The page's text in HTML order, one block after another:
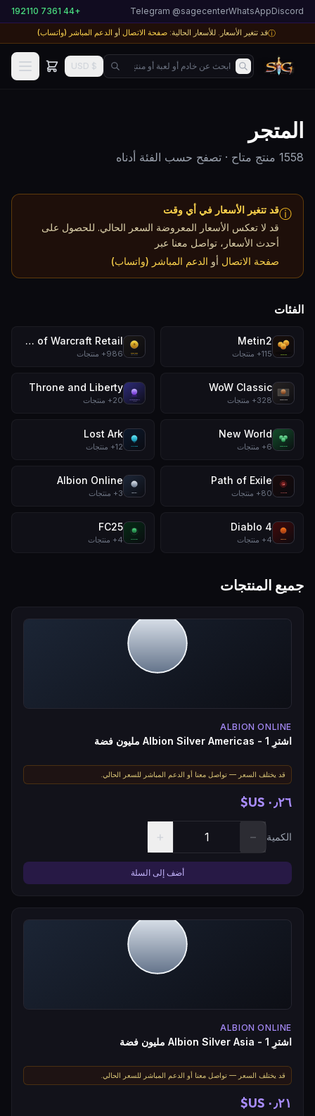
Discord
WhatsApp
Telegram @sagecenter
+44 7361 192110
ⓘقد تتغير الأسعار. للأسعار الحالية: صفحة الاتصال أو الدعم المباشر (واتساب)
ابحث عن خادم أو لعبة أو منتج... $ USD
المتجر
1558 منتج متاح · تصفح حسب الفئة أدناه
ⓘقد تتغير الأسعار في أي وقت
قد لا تعكس الأسعار المعروضة السعر الحالي. للحصول على
أحدث الأسعار، تواصل معنا عبر
صفحة الاتصال أو الدعم المباشر (واتساب)
الفئات
Metin2
115
+ منتجات
World of Warcraft Retail
986
+ منتجات
WoW Classic
328
+ منتجات
Throne and Liberty
20
+ منتجات
New World
6
+ منتجات
Lost Ark
12
+ منتجات
Path of Exile
80
+ منتجات
Albion Online
3
+ منتجات
Diablo 4
4
+ منتجات
FC25
4
+ منتجات
جميع المنتجات
ALBION ONLINE
اشترِ Albion Silver Americas - 1 مليون فضة
قد يختلف السعر — تواصل معنا أو الدعم المباشر للسعر الحالي.
٠٫٢٦ US$
الكمية −
+
أضف إلى السلة
ALBION ONLINE
اشترِ Albion Silver Asia - 1 مليون فضة
قد يختلف السعر — تواصل معنا أو الدعم المباشر للسعر الحالي.
٠٫٢١ US$